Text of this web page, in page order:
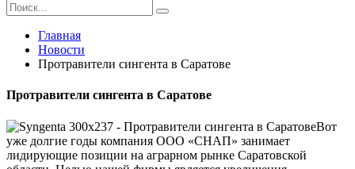
Главная
Новости
Протравители сингента в Саратове
Протравители сингента в Саратове
Вот
уже долгие годы компания ООО «СНАП» занимает
лидирующие позиции на аграрном рынке Саратовской